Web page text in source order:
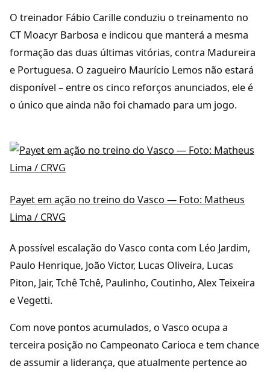
O treinador Fábio Carille conduziu o treinamento no
CT Moacyr Barbosa e indicou que manterá a mesma
formação das duas últimas vitórias, contra Madureira
e Portuguesa. O zagueiro Maurício Lemos não estará
disponível – entre os cinco reforços anunciados, ele é
o único que ainda não foi chamado para um jogo.
Payet em ação no treino do Vasco — Foto: Matheus
Lima / CRVG
A possível escalação do Vasco conta com Léo Jardim,
Paulo Henrique, João Victor, Lucas Oliveira, Lucas
Piton, Jair, Tchê Tchê, Paulinho, Coutinho, Alex Teixeira
e Vegetti.
Com nove pontos acumulados, o Vasco ocupa a
terceira posição no Campeonato Carioca e tem chance
de assumir a liderança, que atualmente pertence ao